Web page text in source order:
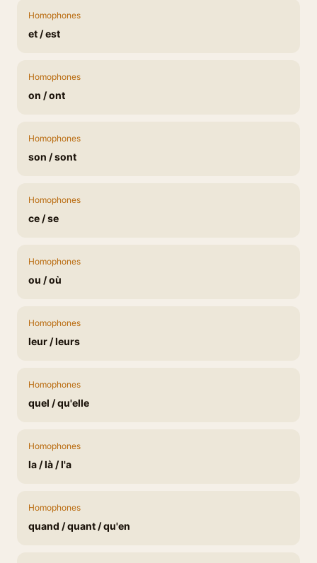
Homophones
et / est
Homophones
on / ont
Homophones
son / sont
Homophones
ce / se
Homophones
ou / où
Homophones
leur / leurs
Homophones
quel / qu'elle
Homophones
la / là / l'a
Homophones
quand / quant / qu'en